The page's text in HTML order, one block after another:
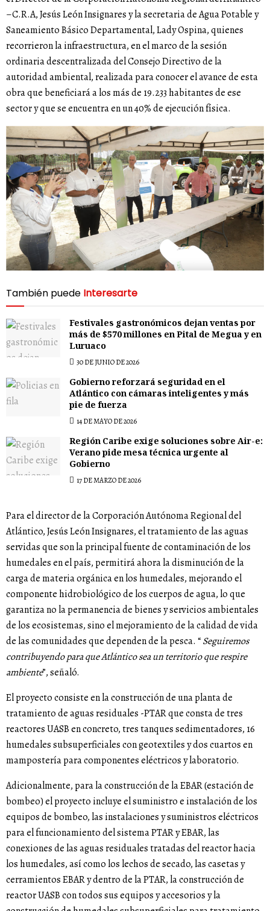
–C.R.A, Jesús León Insignares y la secretaria de Agua Potable y
Saneamiento Básico Departamental, Lady Ospina, quienes
recorrieron la infraestructura, en el marco de la sesión
ordinaria descentralizada del Consejo Directivo de la
autoridad ambiental, realizada para conocer el avance de esta
obra que beneficiará a los más de 19.233 habitantes de ese
sector y que se encuentra en un 40% de ejecución física.
También puede Interesarte
Festivales gastronómicos dejan ventas por
más de $570 millones en Pital de Megua y en
Luruaco
30 DE JUNIO DE 2026
Gobierno reforzará seguridad en el
Atlántico con cámaras inteligentes y más
pie de fuerza
14 DE MAYO DE 2026
Región Caribe exige soluciones sobre Air-e:
Verano pide mesa técnica urgente al
Gobierno
17 DE MARZO DE 2026
Para el director de la Corporación Autónoma Regional del
Atlántico, Jesús León Insignares, el tratamiento de las aguas
servidas que son la principal fuente de contaminación de los
humedales en el país, permitirá ahora la disminución de la
carga de materia orgánica en los humedales, mejorando el
componente hidrobiológico de los cuerpos de agua, lo que
garantiza no la permanencia de bienes y servicios ambientales
de los ecosistemas, sino el mejoramiento de la calidad de vida
de las comunidades que dependen de la pesca. “Seguiremos
contribuyendo para que Atlántico sea un territorio que respire
ambiente”, señaló.
El proyecto consiste en la construcción de una planta de
tratamiento de aguas residuales -PTAR que consta de tres
reactores UASB en concreto, tres tanques sedimentadores, 16
humedales subsuperficiales con geotextiles y dos cuartos en
mampostería para componentes eléctricos y laboratorio.
Adicionalmente, para la construcción de la EBAR (estación de
bombeo) el proyecto incluye el suministro e instalación de los
equipos de bombeo, las instalaciones y suministros eléctricos
para el funcionamiento del sistema PTAR y EBAR, las
conexiones de las aguas residuales tratadas del reactor hacia
los humedales, así como los lechos de secado, las casetas y
cerramientos EBAR y dentro de la PTAR, la construcción de
reactor UASB con todos sus equipos y accesorios y la